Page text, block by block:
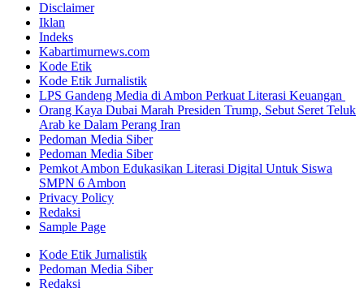
Disclaimer
Iklan
Indeks
Kabartimurnews.com
Kode Etik
Kode Etik Jurnalistik
LPS Gandeng Media di Ambon Perkuat Literasi Keuangan
Orang Kaya Dubai Marah Presiden Trump, Sebut Seret Teluk
Arab ke Dalam Perang Iran
Pedoman Media Siber
Pedoman Media Siber
Pemkot Ambon Edukasikan Literasi Digital Untuk Siswa
SMPN 6 Ambon
Privacy Policy
Redaksi
Sample Page
Kode Etik Jurnalistik
Pedoman Media Siber
Redaksi